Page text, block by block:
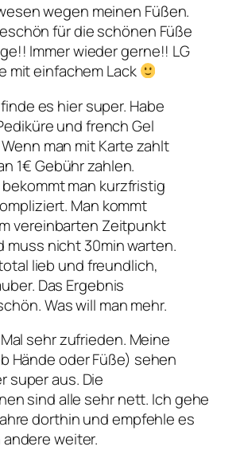
wegen meinen Füßen.
für die schönen Füße
Immer wieder gerne!! LG
mit einfachem Lack
es hier super. Habe
und french Gel
man mit Karte zahlt
1€ Gebühr zahlen.
man kurzfristig
Man kommt
vereinbarten Zeitpunkt
muss nicht 30min warten.
lieb und freundlich,
Das Ergebnis
Was will man mehr.
sehr zufrieden. Meine
Hände oder Füße) sehen
super aus. Die
sind alle sehr nett. Ich gehe
dorthin und empfehle es
weiter.